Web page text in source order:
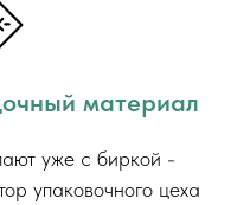
материал
уже с биркой -
упаковочного цеха